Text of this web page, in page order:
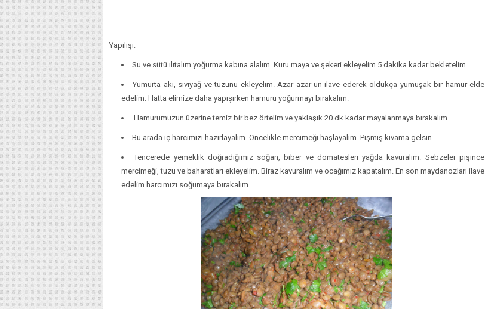
Yapılışı:
Su ve sütü ılıtalım yoğurma kabına alalım. Kuru maya ve şekeri ekleyelim 5 dakika kadar bekletelim.
Yumurta akı, sıvıyağ ve tuzunu ekleyelim. Azar azar un ilave ederek oldukça yumuşak bir hamur elde
edelim. Hatta elimize daha yapışırken hamuru yoğurmayı bırakalım.
Hamurumuzun üzerine temiz bir bez örtelim ve yaklaşık 20 dk kadar mayalanmaya bırakalım.
Bu arada iç harcımızı hazırlayalım. Öncelikle mercimeği haşlayalım. Pişmiş kıvama gelsin.
Tencerede yemeklik doğradığımız soğan, biber ve domatesleri yağda kavuralım. Sebzeler pişince
mercimeği, tuzu ve baharatları ekleyelim. Biraz kavuralım ve ocağımız kapatalım. En son maydanozları ilave
edelim harcımızı soğumaya bırakalım.